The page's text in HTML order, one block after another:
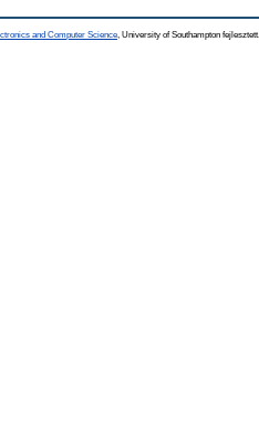
and Computer Science , University of Southampton fejlesztett.